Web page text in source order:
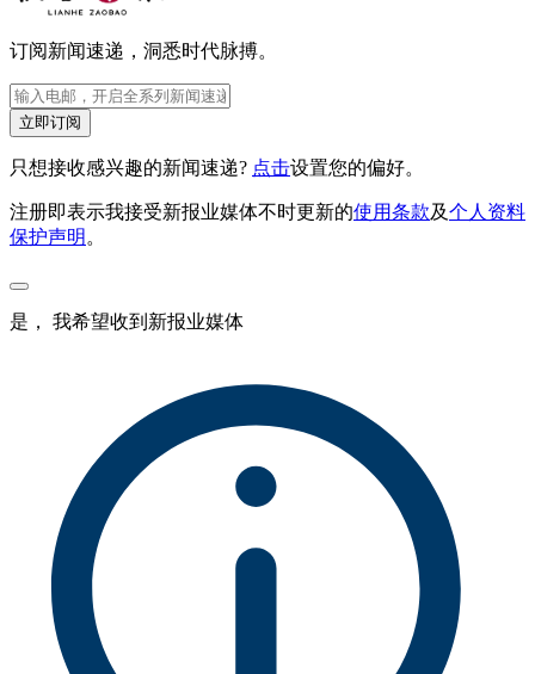
订阅新闻速递，洞悉时代脉搏。
立即订阅
只想接收感兴趣的新闻速递? 点击设置您的偏好。
注册即表示我接受新报业媒体不时更新的使用条款及个人资料
保护声明 。
是， 我希望收到新报业媒体